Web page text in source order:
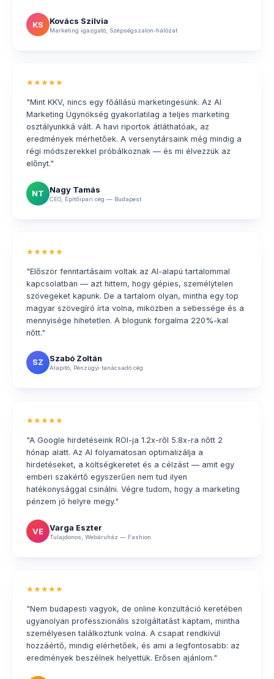
KS Kovács Szilvia
Marketing igazgató, Szépségszalon-hálózat
★★★★★
"Mint KKV, nincs egy főállású marketingesünk. Az AI
Marketing Ügynökség gyakorlatilag a teljes marketing
osztályunkká vált. A havi riportok átláthatóak, az
eredmények mérhetőek. A versenytársaink még mindig a
régi módszerekkel próbálkoznak — és mi élvezzük az
előnyt."
NT Nagy Tamás
CEO, Építőipari cég — Budapest
★★★★★
"Először fenntartásaim voltak az AI-alapú tartalommal
kapcsolatban — azt hittem, hogy gépies, személytelen
szövegeket kapunk. De a tartalom olyan, mintha egy top
magyar szövegíró írta volna, miközben a sebessége és a
mennyisége hihetetlen. A blogunk forgalma 220%-kal
nőtt."
SZ Szabó Zoltán
Alapító, Pénzügyi tanácsadó cég
★★★★★
"A Google hirdetéseink ROI-ja 1.2x-ről 5.8x-ra nőtt 2
hónap alatt. Az AI folyamatosan optimalizálja a
hirdetéseket, a költségkeretet és a célzást — amit egy
emberi szakértő egyszerűen nem tud ilyen
hatékonysággal csinálni. Végre tudom, hogy a marketing
pénzem jó helyre megy."
VE Varga Eszter
Tulajdonos, Webáruház — Fashion
★★★★★
"Nem budapesti vagyok, de online konzultáció keretében
ugyanolyan professzionális szolgáltatást kaptam, mintha
személyesen találkoztunk volna. A csapat rendkívül
hozzáértő, mindig elérhetőek, és ami a legfontosabb: az
eredmények beszélnek helyettük. Erősen ajánlom."